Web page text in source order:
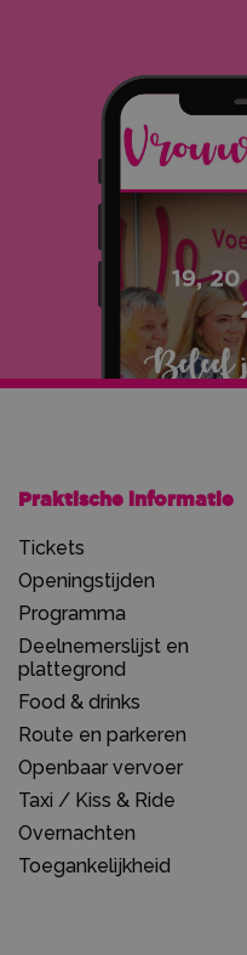
Praktische informatie
Tickets
Openingstijden
Programma
Deelnemerslijst en
plattegrond
Food & drinks
Route en parkeren
Openbaar vervoer
Taxi / Kiss & Ride
Overnachten
Toegankelijkheid